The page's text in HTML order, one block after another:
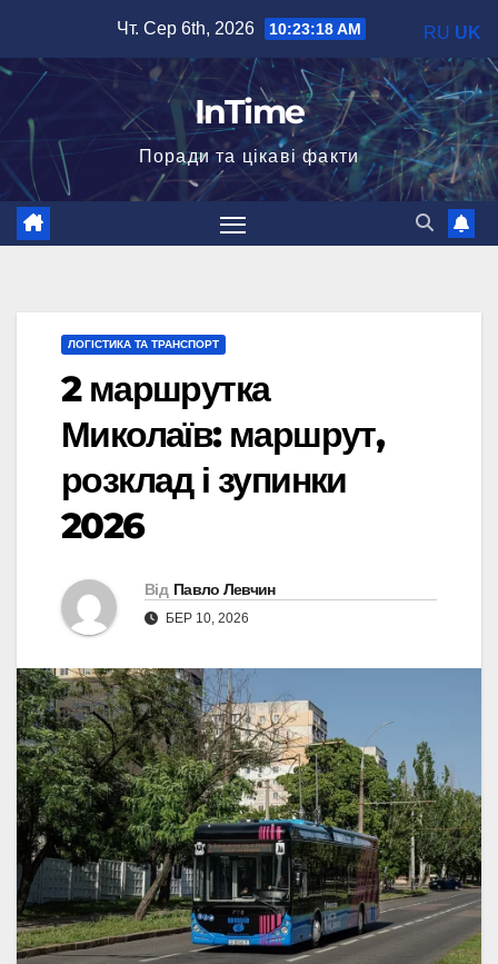
вмісту
Чт. Сер 6th, 2026 10:23:19 AM
InTime
Поради та цікаві факти
ЛОГІСТИКА ТА ТРАНСПОРТ
2 маршрутка
Миколаїв: маршрут,
розклад і зупинки
2026
Від Павло Левчин
БЕР 10, 2026
RU UK